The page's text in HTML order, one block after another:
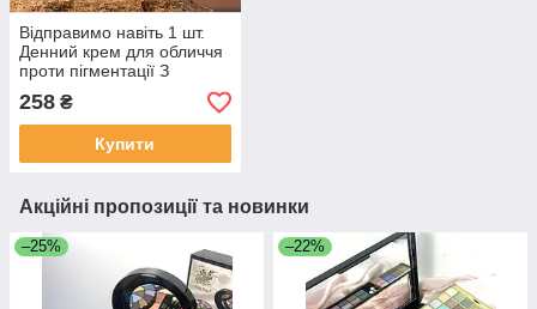
Відправимо навіть 1 шт.
Денний крем для обличчя
проти пігментації З
ТОНОМ SPF 50 Revuele
Anti Pigment Cream
258 ₴
Купити
Акційні пропозиції та новинки
–25% –22%